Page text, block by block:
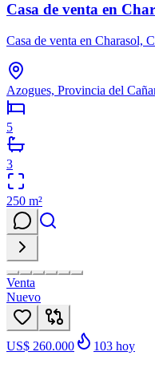
Casa de venta en
Casa de venta en Charasol,
Azogues, Provincia del
5
3
250 m²
Venta
Nuevo
US$ 260.000 103 hoy